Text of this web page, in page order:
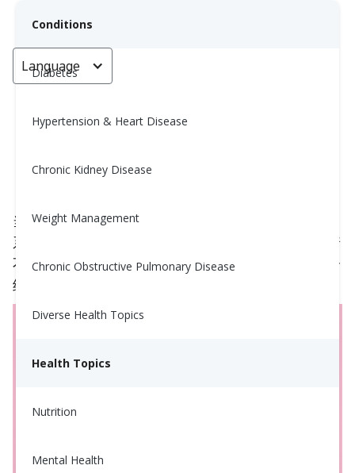
Conditions
Diabetes
Hypertension & Heart Disease
Chronic Kidney Disease
Weight Management
Chronic Obstructive Pulmonary Disease
Diverse Health Topics
Health Topics
Nutrition
Mental Health
Language
单不饱和脂肪与健康
Rida Wali, MS, RD
当人们想到“脂肪”时，往往会自动将其与“不健康”联
系在一起。然而，脂肪有不同类型，在健康中扮演着
不同的角色，并不是所有脂肪都不好。本文将向您介
绍单不饱和脂肪及其对健康的影响。